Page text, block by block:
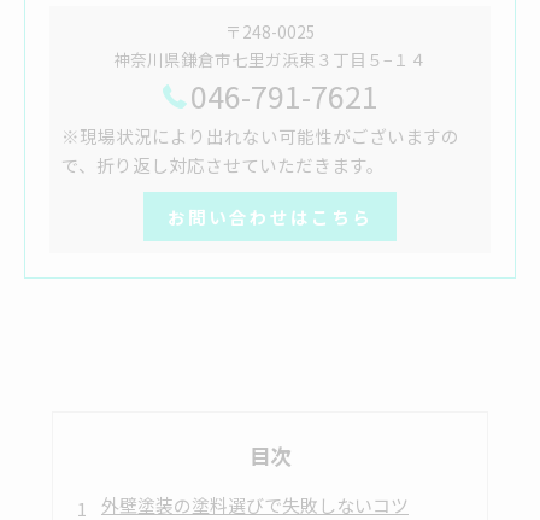
〒248-0025
神奈川県鎌倉市七里ガ浜東３丁目５−１４
046-791-7621
※現場状況により出れない可能性がございますの
で、折り返し対応させていただきます。
お問い合わせはこちら
目次
外壁塗装の塗料選びで失敗しないコツ